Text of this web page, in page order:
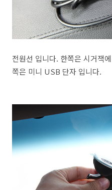
전원선 입니다. 한쪽은 시거잭
쪽은 미니 USB 단자 입니다.